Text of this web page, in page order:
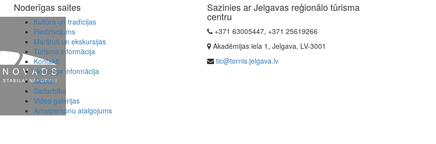
Noderīgas saites
Kultūra un tradīcijas
Piedzīvojums
Maršruti un ekskursijas
Tūrisma informācija
Kontakti
Noderīga informācija
Aktuāli
Sadarbība
Video galerijas
Amatpersonu atalgojums
Sazinies ar Jelgavas reģionālo tūrisma
centru
+371 63005447, +371 25619266
Akadēmijas iela 1, Jelgava, LV-3001
tic@tornis.jelgava.lv